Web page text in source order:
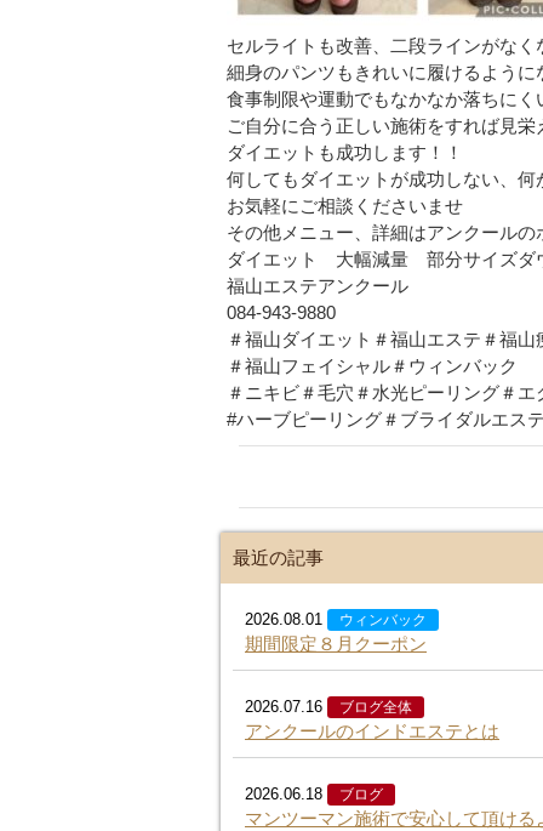
セルライトも改善、二段ラインがな
細身のパンツもきれいに履けるよう
食事制限や運動でもなかなか落ちに
ご自分に合う正しい施術をすれば見栄
ダイエットも成功します！！
何してもダイエットが成功しない、
お気軽にご相談くださいませ
その他メニュー、詳細はアンクール
ダイエット 大幅減量 部分サイズダ
福山エステアンクール
084-943-9880
＃福山ダイエット＃福山エステ＃福
＃福山フェイシャル＃ウィンバック
＃ニキビ＃毛穴＃水光ピーリング＃
#ハーブピーリング＃ブライダルエス
最近の記事
2026.08.01 ウィンバック
期間限定８月クーポン
2026.07.16 ブログ全体
アンクールのインドエステとは
2026.06.18 ブログ
マンツーマン施術で安心して頂ける